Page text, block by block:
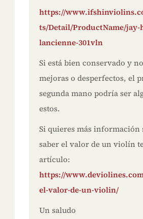
https://
ts/Detail/ProductName/jay-
lancienne-301vln
Si está bien conservado y
mejoras o desperfectos, el
segunda mano podría ser
estos.
Si quieres más información
saber el valor de un violín
artículo:
https://
el-valor-de-un-violin/
Un saludo